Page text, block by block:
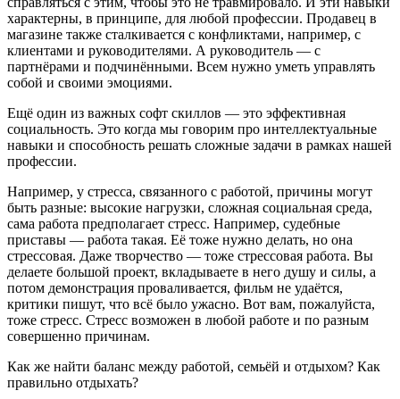
характерны, в принципе, для любой профессии. Продавец в
магазине также сталкивается с конфликтами, например, с
клиентами и руководителями. А руководитель — с
партнёрами и подчинёнными. Всем нужно уметь управлять
собой и своими эмоциями.
Ещё один из важных софт скиллов — это эффективная
социальность. Это когда мы говорим про интеллектуальные
навыки и способность решать сложные задачи в рамках нашей
профессии.
Например, у стресса, связанного с работой, причины могут
быть разные: высокие нагрузки, сложная социальная среда,
сама работа предполагает стресс. Например, судебные
приставы — работа такая. Её тоже нужно делать, но она
стрессовая. Даже творчество — тоже стрессовая работа. Вы
делаете большой проект, вкладываете в него душу и силы, а
потом демонстрация проваливается, фильм не удаётся,
критики пишут, что всё было ужасно. Вот вам, пожалуйста,
тоже стресс. Стресс возможен в любой работе и по разным
совершенно причинам.
Как же найти баланс между работой, семьёй и отдыхом? Как
правильно отдыхать?